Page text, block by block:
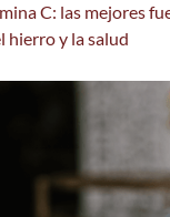
C: las mejores
hierro y la salud